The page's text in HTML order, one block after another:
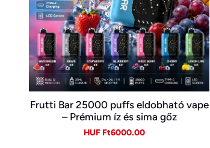
Frutti Bar 25000 puffs eldobható vape
– Prémium íz és sima gőz
Sale
HUF Ft6000.00